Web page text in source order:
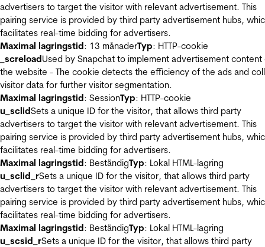
advertisers to target the visitor with relevant advertisement. This
pairing service is provided by third party advertisement hubs,
facilitates real-time bidding for advertisers.
Maximal lagringstid: 13 månaderTyp: HTTP-cookie
_screloadUsed by Snapchat to implement advertisement content
the website - The cookie detects the efficiency of the ads and
visitor data for further visitor segmentation.
Maximal lagringstid: SessionTyp: HTTP-cookie
u_sclidSets a unique ID for the visitor, that allows third party
advertisers to target the visitor with relevant advertisement. This
pairing service is provided by third party advertisement hubs,
facilitates real-time bidding for advertisers.
Maximal lagringstid: BeständigTyp: Lokal HTML-lagring
u_sclid_rSets a unique ID for the visitor, that allows third party
advertisers to target the visitor with relevant advertisement. This
pairing service is provided by third party advertisement hubs,
facilitates real-time bidding for advertisers.
Maximal lagringstid: BeständigTyp: Lokal HTML-lagring
u_scsid_rSets a unique ID for the visitor, that allows third party